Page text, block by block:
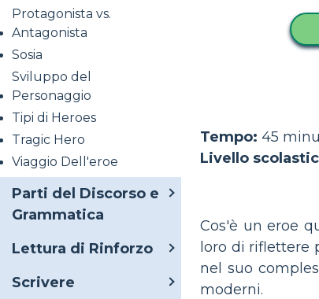
Protagonista vs.
Antagonista
Sosia
Sviluppo del
Personaggio
Tipi di Heroes
Tragic Hero
Viaggio Dell'eroe
Parti del Discorso e
Grammatica
Lettura di Rinforzo
Scrivere
Tempo: 45
Livello
Cos'è un eroe
loro di riflettere
nel suo
moderni.